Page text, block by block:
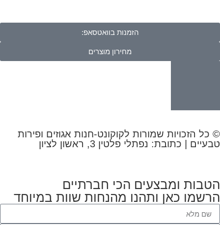
הזמנות בוואטסאפ:
מחירון מוצרים
© כל הזכויות שמורות לקוקונט-חנות אגוזים ופירות
טבעיים | כתובת: נפתלי פלטין 3, ראשון לציון
הטבות ומבצעים הכי חברתיים
הרשמו כאן ותהנו מהנחות שוות במיוחד